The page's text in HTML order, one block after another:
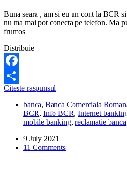
Buna seara , am si eu un cont la BCR
nu ma mai pot conecta pe telefon. Ma
frumos
Distribuie
Facebook
Share
Citeste raspunsul
daca
am
uitat
eToken
BCR?
banca, Banca Comerciala
BCR, Info BCR, Internet
mobile banking, reclamatie banca,
9 July 2021
11 Comments